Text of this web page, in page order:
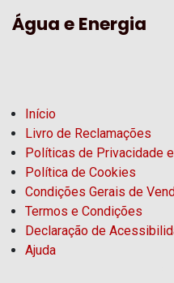
Água e Energia
Início
Livro de Reclamações
Políticas de Privacidade
Política de Cookies
Condições Gerais de
Termos e Condições
Declaração de
Ajuda